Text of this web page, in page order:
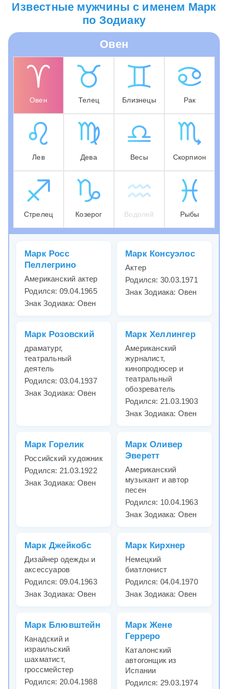
Известные мужчины с именем Марк
по Зодиаку
Овен
Овен Телец Близнецы Рак
Лев Дева Весы Скорпион
Стрелец Козерог Водолей Рыбы
Марк Росс
Пеллегрино
Американский актер
Родился: 09.04.1965
Знак Зодиака: Овен
Марк Консуэлос
Актер
Родился: 30.03.1971
Знак Зодиака: Овен
Марк Розовский
драматург,
театральный
деятель
Родился: 03.04.1937
Знак Зодиака: Овен
Марк Хеллингер
Американский
журналист,
кинопродюсер и
театральный
обозреватель
Родился: 21.03.1903
Знак Зодиака: Овен
Марк Горелик
Российский художник
Родился: 21.03.1922
Знак Зодиака: Овен
Марк Оливер
Эверетт
Американский
музыкант и автор
песен
Родился: 10.04.1963
Знак Зодиака: Овен
Марк Джейкобс
Дизайнер одежды и
аксессуаров
Родился: 09.04.1963
Знак Зодиака: Овен
Марк Кирхнер
Немецкий
биатлонист
Родился: 04.04.1970
Знак Зодиака: Овен
Марк Блювштейн
Канадский и
израильский
шахматист,
гроссмейстер
Родился: 20.04.1988
Марк Жене
Герреро
Каталонский
автогонщик из
Испании
Родился: 29.03.1974